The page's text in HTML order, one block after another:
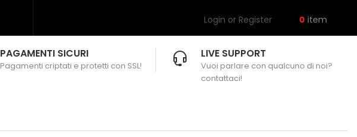
Login or Register 0 item
PAGAMENTI SICURI
Pagamenti criptati e protetti con SSL!
LIVE SUPPORT
Vuoi parlare con qualcuno di noi?
contattaci!